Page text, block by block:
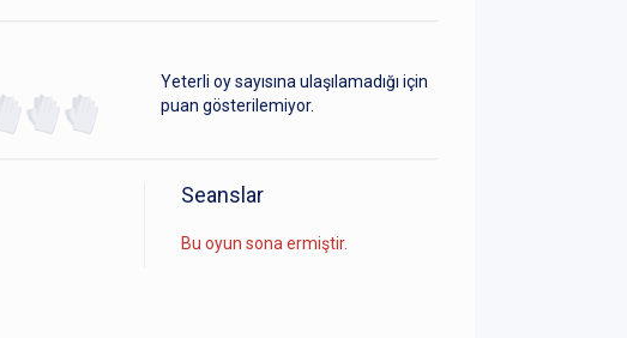
Yeterli oy sayısına ulaşılamadığı için
puan gösterilemiyor.
Seanslar
Bu oyun sona ermiştir.